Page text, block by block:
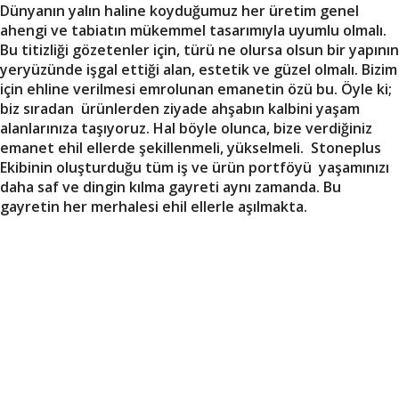
Dünyanın yalın haline koyduğumuz her üretim genel
ahengi ve tabiatın mükemmel tasarımıyla uyumlu olmalı.
Bu titizliği gözetenler için, türü ne olursa olsun bir yapının
yeryüzünde işgal ettiği alan, estetik ve güzel olmalı. Bizim
için ehline verilmesi emrolunan emanetin özü bu. Öyle ki;
biz sıradan ürünlerden ziyade ahşabın kalbini yaşam
alanlarınıza taşıyoruz. Hal böyle olunca, bize verdiğiniz
emanet ehil ellerde şekillenmeli, yükselmeli. Stoneplus
Ekibinin oluşturduğu tüm iş ve ürün portföyü yaşamınızı
daha saf ve dingin kılma gayreti aynı zamanda. Bu
gayretin her merhalesi ehil ellerle aşılmakta.